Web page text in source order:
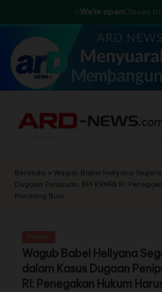
We're openCloses
Skip
content
Beranda » Wagub Babel Hellyana
Dugaan Penipuan, BPI KPNPA RI:
Pandang Bulu
Wagub Babel Hellyana
dalam Kasus Dugaan
RI: Penegakan Hukum